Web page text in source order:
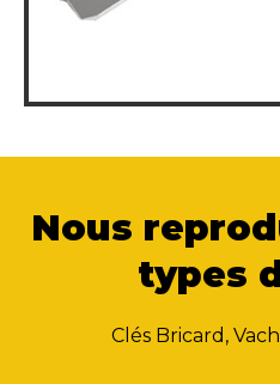
Nous
types
Clés Bricard,